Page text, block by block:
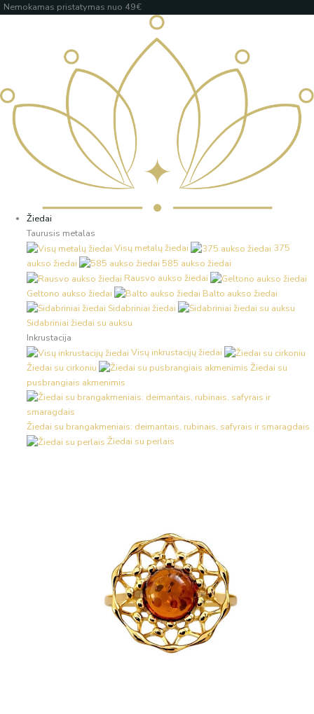
Pereiti
Nemokamas pristatymas nuo 49€
Žiedai
Taurusis metalas
Visų metalų žiedai
375
aukso žiedai
585 aukso žiedai
Rausvo aukso žiedai
Geltono aukso žiedai
Balto aukso žiedai
Sidabriniai žiedai
Sidabriniai žiedai su auksu
Inkrustacija
Visų inkrustacijų žiedai
Žiedai su cirkoniu
Žiedai su
pusbrangiais akmenimis
Žiedai su brangakmeniais: deimantais, rubinais, safyrais ir smaragdais
Žiedai su perlais
Products
Products
Įveskite